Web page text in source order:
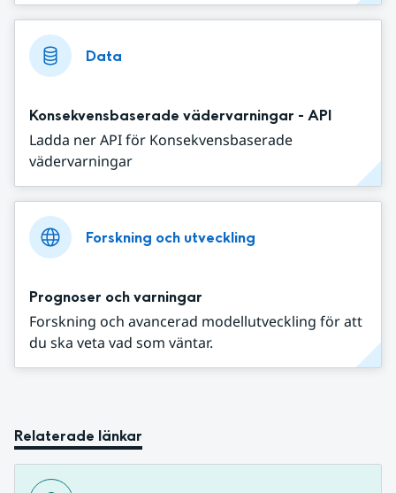
Data
Konsekvensbaserade vädervarningar - API
Ladda ner API för Konsekvensbaserade
vädervarningar
Forskning och utveckling
Prognoser och varningar
Forskning och avancerad modellutveckling för att
du ska veta vad som väntar.
Relaterade länkar